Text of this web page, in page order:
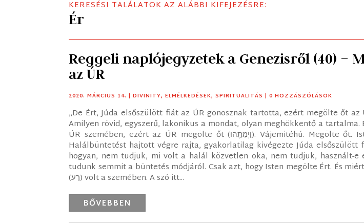
KERESÉSI TALÁLATOK AZ ALÁBBI KIFEJEZÉSRE:
Ér
Reggeli naplójegyzetek a Genezisről (40) –
az ÚR
2020. MÁRCIUS 14. |DIVINITY,ELMÉLKEDÉSEK,SPIRITUALITÁS | 0 HOZZÁSZÓLÁSOK
„De Ért, Júda elsőszülött fiát az ÚR gonosznak tartotta, ezért megölte őt az
Amilyen rövid, egyszerű, lakonikus a mondat, olyan meghökkentő a tartalma.
ÚR szemében, ezért az ÚR megölte őt (וַיְמִתֵ֖הוּ). Vájemitéhú. Megölte őt. Isten megölte Ért.
Halálbüntetést hajtott végre rajta, gyakorlatilag kivégezte Júda elsőszülött
hogyan, nem tudjuk, mi volt a halál közvetlen oka, nem tudjuk, használt-e
tudunk semmit a büntetés módjáról. Csak azt, hogy Isten megölte Ért. És
(רַע) volt a szemében. A szó itt...
BŐVEBBEN